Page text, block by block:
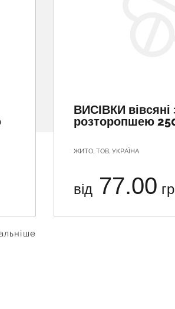
ВИСІВКИ вівсяні
розторопшею
ЖИТО, ТОВ, УКРАЇНА
від 77.00